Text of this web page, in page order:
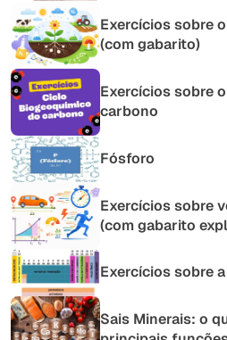
Exercícios sobre
(com gabarito)
Exercícios sobre
carbono
Fósforo
Exercícios sobre
(com gabarito
Exercícios sobre
Sais Minerais: o